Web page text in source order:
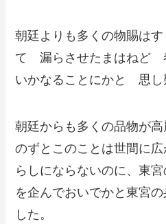
朝廷よりも多くの物賜は
て 漏らさせたまはねど
いかなることにかと 思し
朝廷からも多くの品物が
のずとこのことは世間に
らしにならないのに、東
を企んでおいでかと東宮
した。